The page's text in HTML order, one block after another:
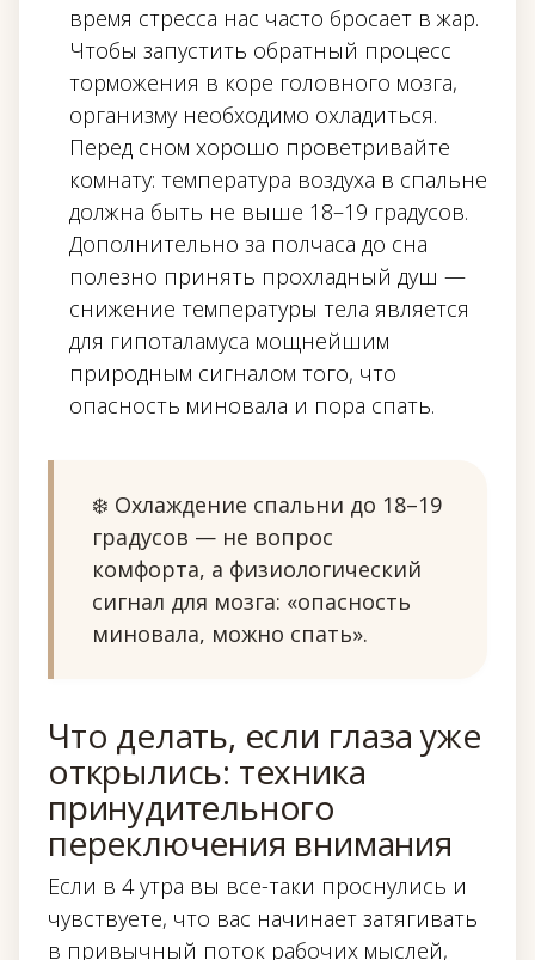
время стресса нас часто бросает в жар.
Чтобы запустить обратный процесс
торможения в коре головного мозга,
организму необходимо охладиться.
Перед сном хорошо проветривайте
комнату: температура воздуха в спальне
должна быть не выше 18–19 градусов.
Дополнительно за полчаса до сна
полезно принять прохладный душ —
снижение температуры тела является
для гипоталамуса мощнейшим
природным сигналом того, что
опасность миновала и пора спать.
❄️ Охлаждение спальни до 18–19
градусов — не вопрос
комфорта, а физиологический
сигнал для мозга: «опасность
миновала, можно спать».
Что делать, если глаза уже
открылись: техника
принудительного
переключения внимания
Если в 4 утра вы все-таки проснулись и
чувствуете, что вас начинает затягивать
в привычный поток рабочих мыслей,